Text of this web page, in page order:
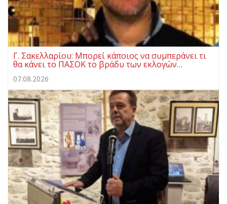
Γ. Σακελλαρίου: Μπορεί κάποιος να συμπεράνει τι
θα κάνει το ΠΑΣΟΚ το βράδυ των εκλογών…
07.08.2026